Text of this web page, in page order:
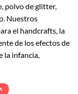
polvo de glitter,
Nuestros
el handcrafts, la
de los efectos de
la infancia,